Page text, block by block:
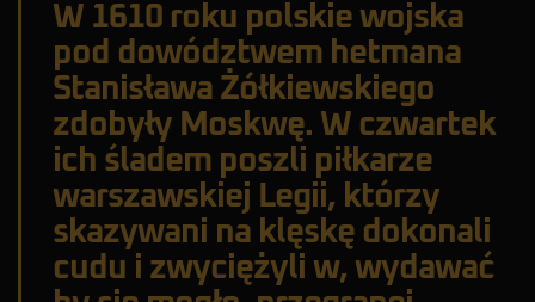
W 1610 roku polskie wojska
pod dowództwem hetmana
Stanisława Żółkiewskiego
zdobyły Moskwę. W czwartek
ich śladem poszli piłkarze
warszawskiej Legii, którzy
skazywani na klęskę dokonali
cudu i zwyciężyli w, wydawać